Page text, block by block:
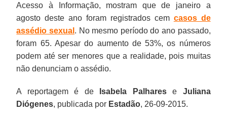
Acesso à Informação, mostram que de janeiro a
agosto deste ano foram registrados cem casos de
assédio sexual . No mesmo período do ano passado,
foram 65. Apesar do aumento de 53%, os números
podem até ser menores que a realidade, pois muitas
não denunciam o assédio.
A reportagem é de Isabela Palharese Juliana
Diógenes, publicada por Estadão, 26-09-2015.